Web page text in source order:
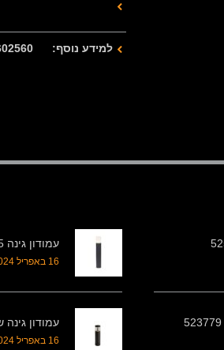
למידע נוסף: 09-7602560 : 077-2122280
עמודון גינה 522905
16 באפריל 2024
עמודון גינה שחור
16 באפריל 2024